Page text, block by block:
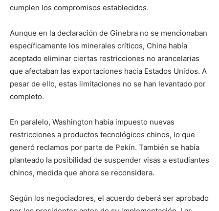
cumplen los compromisos establecidos.
Aunque en la declaración de Ginebra no se mencionaban
específicamente los minerales críticos, China había
aceptado eliminar ciertas restricciones no arancelarias
que afectaban las exportaciones hacia Estados Unidos. A
pesar de ello, estas limitaciones no se han levantado por
completo.
En paralelo, Washington había impuesto nuevas
restricciones a productos tecnológicos chinos, lo que
generó reclamos por parte de Pekín. También se había
planteado la posibilidad de suspender visas a estudiantes
chinos, medida que ahora se reconsidera.
Según los negociadores, el acuerdo deberá ser aprobado